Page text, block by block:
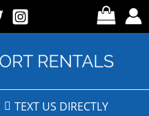
TEXT US DIRECTLY